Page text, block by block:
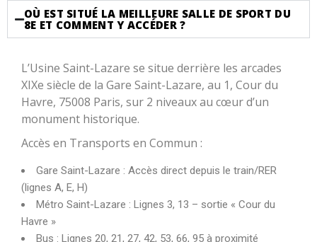
OÙ EST SITUÉ LA MEILLEURE SALLE DE SPORT DU
8E ET COMMENT Y ACCÉDER ?
L’Usine Saint-Lazare se situe derrière les arcades
XIXe siècle de la Gare Saint-Lazare, au 1, Cour du
Havre, 75008 Paris, sur 2 niveaux au cœur d’un
monument historique.
Accès en Transports en Commun :
Gare Saint-Lazare : Accès direct depuis le train/RER
(lignes A, E, H)
Métro Saint-Lazare : Lignes 3, 13 – sortie « Cour du
Havre »
Bus : Lignes 20, 21, 27, 42, 53, 66, 95 à proximité